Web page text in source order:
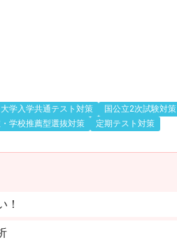
大学入学共通テスト対策
国公立2次試験対策
学校推薦型選抜対策 定期テスト対策
！